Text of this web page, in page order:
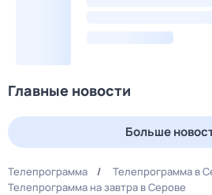
Главные новости
Больше
Телепрограмма
Телепрограмма в
Телепрограмма на завтра в Серове